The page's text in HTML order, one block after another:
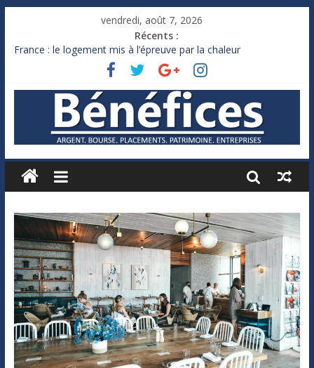
vendredi, août 7, 2026
Récents :
France : le logement mis à l’épreuve par la chaleur
Des milliards de dollars de droits de douane déjà remboursés
Royaume-Uni : Andy Burnham recule sur l’impôt
Xavier Niel, le milliardaire qui ne touche presque rien
Ruée des fortunes russes vers l’étranger